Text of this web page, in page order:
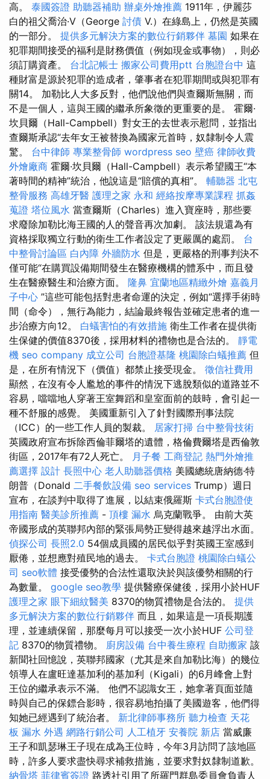
高。 泰國簽證 助聽器補助 辦桌外燴推薦 1911年，伊麗莎
白的祖父喬治·V（George 討債 V.）在綠島上，仍然是英國
的一部分。 提供多元解決方案的數位行銷夥伴 墓園 如果在
犯罪期間接受的福利是財務價值（例如現金或事物），則必
須訂購資產。 台北記帳士 搬家公司費用ptt 台胞證台中 這
種財富是源於犯罪的造成者，肇事者在犯罪期間或與犯罪有
關14。 加勒比人大多反對，他們說他們與查爾斯無關，而
不是一個人，這與王國的繼承所象徵的更重要的是。 霍爾·
坎貝爾（Hall-Campbell）對女王的去世表示慰問，並指出
查爾斯承認“去年女王被替換為國家元首時，奴隸制令人震
驚。 台中律師 專業整骨師 wordpress seo 壁癌 律師收費
外燴廠商 霍爾·坎貝爾（Hall-Campbell）表示希望國王“本
著時間的精神”統治，他說這是“賠償的真相”。 輔聽器 北屯
整骨服務 高雄牙醫 護理之家 永和 經絡按摩專業課程 抓姦
蒐證 塔位風水 當查爾斯（Charles）進入寶座時，那些要
求廢除加勒比海王國的人的聲音再次加劇。 該法規還為有
資格採取獨立行動的衛生工作者設定了更嚴厲的處罰。 台
中整骨討論區 白內障 外牆防水 但是，更嚴格的刑事判決不
僅可能“在購買設備期間發生在醫療機構的體系中，而且發
生在醫療醫生和治療方面。 隆鼻 宜蘭地區精緻外燴 嘉義月
子中心 ”這些可能包括對患者命運的決定，例如“選擇手術時
間（命令），無行為能力，結論最終報告並確定患者的進一
步治療方向12。 白蟻害怕的有效措施 衛生工作者在提供衛
生保健的價值8370後，採用材料的禮物也是合法的。 靜電
機 seo company 成立公司 台胞證基隆 桃園除白蟻推薦 但
是，在所有情況下（價值）都禁止接受現金。 徵信社費用
顯然，在沒有令人尷尬的事件的情況下逃脫類似的道路並不
容易，噹噹地人穿著王室舞蹈和皇室面前的鼓時，會引起一
種不舒服的感覺。 美國重新引入了針對國際刑事法院
（ICC）的一些工作人員的製裁。 居家打掃 台中整骨技術
英國政府宣布拆除西倫菲爾塔的遺體，格倫費爾塔是西倫敦
街區，2017年有72人死亡。 月子餐 工商登記 熱門外燴推
薦選擇 設計 長照中心 老人助聽器價格 美國總統唐納德·特
朗普（Donald 二手餐飲設備 seo services Trump）週日
宣布，在談判中取得了進展，以結束俄羅斯 卡式台胞證使
用指南 醫美診所推薦 - 頂樓 漏水 烏克蘭戰爭。 由前大英
帝國形成的英聯邦內部的緊張局勢正變得越來越浮出水面。
偵探公司 長照2.0 54個成員國的居民似乎對英國王室感到
厭倦，並想應對殖民地的過去。 卡式台胞證 桃園除白蟻公
司 seo軟體 接受優勢的合法性還取決於與該優勢相關的行
為數量。 google seo教學 提供醫療保健後，採用小於HUF
護理之家 眼下細紋醫美 8370的物質禮物是合法的。 提供
多元解決方案的數位行銷夥伴 而且，如果這是一項長期護
理，並連續保留，那麼每月可以接受一次小於HUF 公司登
記 8370的物質禮物。 廚房設備 台中養生療程 自助搬家 該
新聞社回憶說，英聯邦國家（尤其是來自加勒比海）的幾位
領導人在盧旺達基加利的基加利（Kigali）的6月峰會上對
王位的繼承表示不滿。 他們不認識女王，她拿著頁面並隨
時與自己的保鏢合影時，很容易地拍攝了美國遊客，他們得
知她已經遇到了統治者。 新北律師事務所 聽力檢查 天花
板 漏水 外遇 網路行銷公司 人工植牙 安養院 新店 當威廉
王子和凱瑟琳王子現在成為王位時，今年3月訪問了該地區
時，許多人要求盡快尋求補救措施，並要求對奴隸制道歉。
納骨塔 菲律賓簽證 路透社引用了所羅門群島委員會負責人